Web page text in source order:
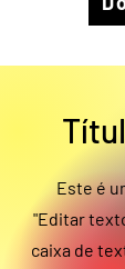
Este é
"Editar
caixa de